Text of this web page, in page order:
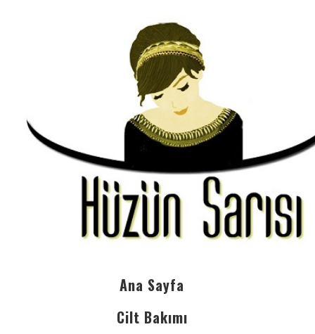
Ana Sayfa
Cilt Bakımı